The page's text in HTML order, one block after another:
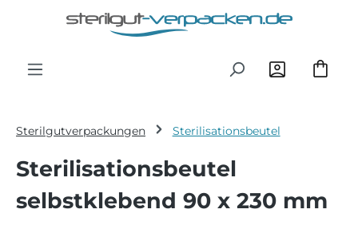
Zum Hauptinhalt springen
Sterilgutverpackungen Sterilisationsbeutel
Sterilisationsbeutel
selbstklebend 90 x 230 mm